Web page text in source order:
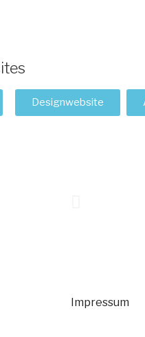
Designwebsite
Impressum